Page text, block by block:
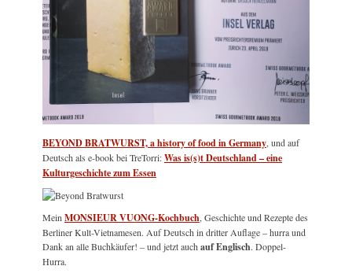
BEYOND BRATWURST, a history of food in Germany, und auf
Deutsch als e-book bei TreTorri:Was is(s)t Deutschland – eine
Kulturgeschichte zum Essen
MeinMONSIEUR VUONG-Kochbuch, Geschichte und Rezepte des
Berliner Kult-Vietnamesen. Auf Deutsch in dritter Auflage – hurra und
Dank an alle Buchkäufer! – und jetzt auchauf Englisch. Doppel-
Hurra.